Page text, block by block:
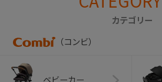
カテゴリー
（コンビ）
ベビーカー